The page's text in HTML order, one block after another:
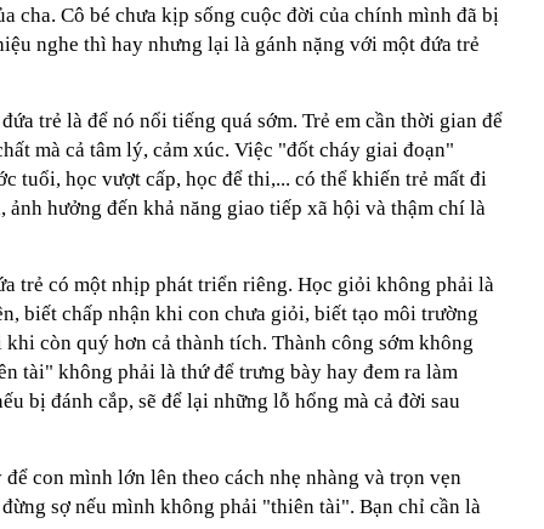
cha. Cô bé chưa kịp sống cuộc đời của chính mình đã bị
nghe thì hay nhưng lại là gánh nặng với một đứa trẻ
trẻ là để nó nổi tiếng quá sớm. Trẻ em cần thời gian để
mà cả tâm lý, cảm xúc. Việc "đốt cháy giai đoạn"
tuổi, học vượt cấp, học để thi,... có thể khiến trẻ mất đi
hưởng đến khả năng giao tiếp xã hội và thậm chí là
trẻ có một nhịp phát triển riêng. Học giỏi không phải là
biết chấp nhận khi con chưa giỏi, biết tạo môi trường
còn quý hơn cả thành tích. Thành công sớm không
tài" không phải là thứ để trưng bày hay đem ra làm
bị đánh cắp, sẽ để lại những lỗ hổng mà cả đời sau
để con mình lớn lên theo cách nhẹ nhàng và trọn vẹn
sợ nếu mình không phải "thiên tài". Bạn chỉ cần là